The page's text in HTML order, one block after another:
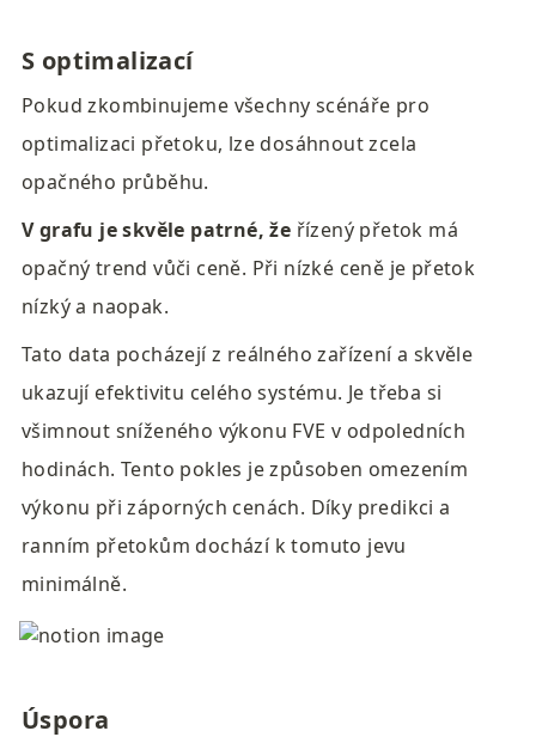
S optimalizací
Pokud zkombinujeme všechny scénáře pro
optimalizaci přetoku, lze dosáhnout zcela
opačného průběhu.
V grafu je skvěle patrné, že řízený přetok má
opačný trend vůči ceně. Při nízké ceně je přetok
nízký a naopak.
Tato data pocházejí z reálného zařízení a skvěle
ukazují efektivitu celého systému. Je třeba si
všimnout sníženého výkonu FVE v odpoledních
hodinách. Tento pokles je způsoben omezením
výkonu při záporných cenách. Díky predikci a
ranním přetokům dochází k tomuto jevu
minimálně.
Úspora